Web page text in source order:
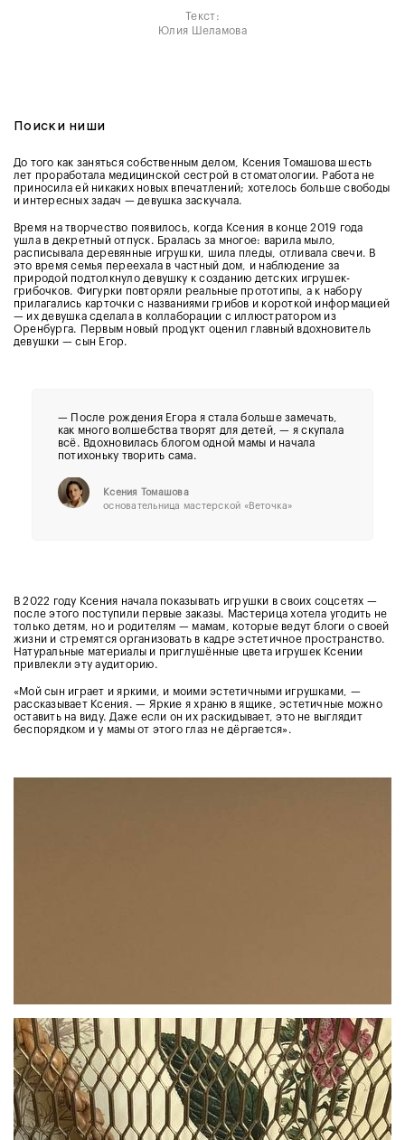
Текст:
Юлия Шеламова
Поиски ниши
До того как заняться собственным делом, Ксения Томашова шесть
лет проработала медицинской сестрой в стоматологии. Работа не
приносила ей никаких новых впечатлений; хотелось больше свободы
и интересных задач — девушка заскучала.
Время на творчество появилось, когда Ксения в конце 2019 года
ушла в декретный отпуск. Бралась за многое: варила мыло,
расписывала деревянные игрушки, шила пледы, отливала свечи. В
это время семья переехала в частный дом, и наблюдение за
природой подтолкнуло девушку к созданию детских игрушек-
грибочков. Фигурки повторяли реальные прототипы, а к набору
прилагались карточки с названиями грибов и короткой информацией
— их девушка сделала в коллаборации с иллюстратором из
Оренбурга. Первым новый продукт оценил главный вдохновитель
девушки — сын Егор.
— После рождения Егора я стала больше замечать,
как много волшебства творят для детей, — я скупала
всё. Вдохновилась блогом одной мамы и начала
потихоньку творить сама.
Ксения Томашова
основательница мастерской «Веточка»
В 2022 году Ксения начала показывать игрушки в своих соцсетях —
после этого поступили первые заказы. Мастерица хотела угодить не
только детям, но и родителям — мамам, которые ведут блоги о своей
жизни и стремятся организовать в кадре эстетичное пространство.
Натуральные материалы и приглушённые цвета игрушек Ксении
привлекли эту аудиторию.
«Мой сын играет и яркими, и моими эстетичными игрушками, —
рассказывает Ксения. — Яркие я храню в ящике, эстетичные можно
оставить на виду. Даже если он их раскидывает, это не выглядит
беспорядком и у мамы от этого глаз не дёргается».